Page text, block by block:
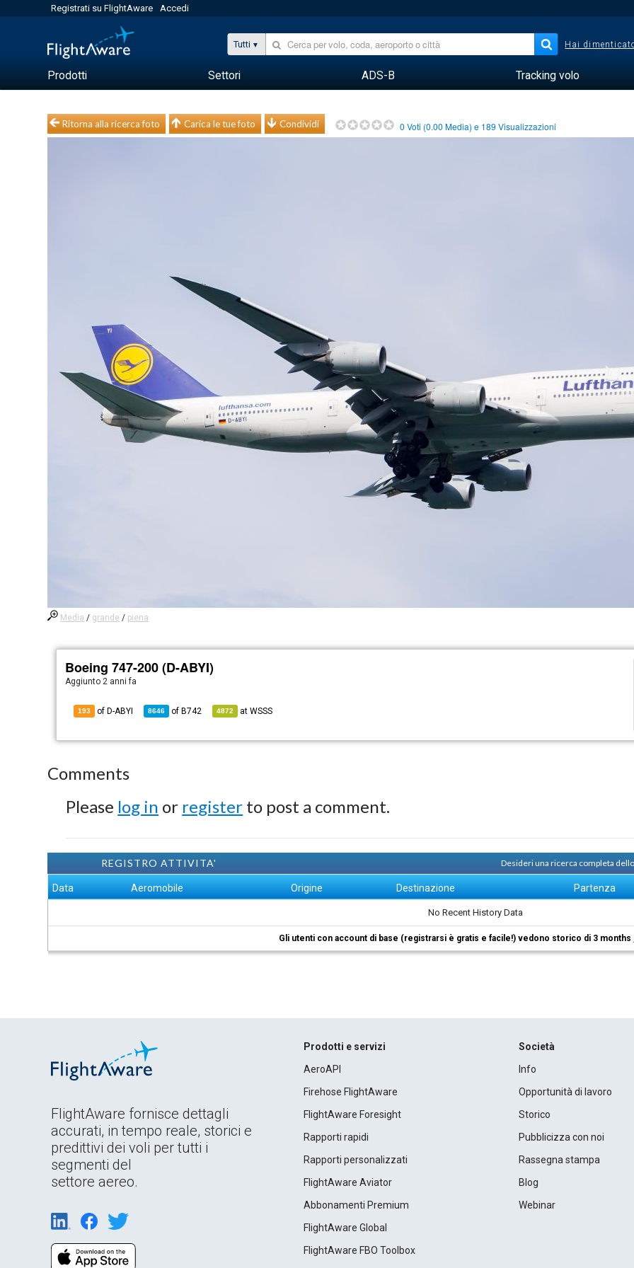
Registrati su FlightAware Accedi
Tutti Hai
Prodotti Settori ADS-B Tracking volo
Ritorna alla ricerca foto Carica le tue foto Condividi 0 Voti (0.00 Media) e 189 Visualizzazioni
Media / grande / piena
Boeing 747-200 (D-ABYI)
Aggiunto2 anni fa
193 of D-ABYI 8646 of B742 4872 atWSSS
Comments
Please log in or register to post a comment.
REGISTRO ATTIVITA' Desideri una ricerca completa
Data Aeromobile Origine Destinazione Partenza
No Recent History Data
Gli utenti con account di base (registrarsi è gratis e facile!) vedono storico di 3 months
FlightAware fornisce dettagli
accurati, in tempo reale, storici e
predittivi dei voli per tutti i
segmenti del
settore aereo.
Prodotti e servizi
AeroAPI
Firehose FlightAware
FlightAware Foresight
Rapporti rapidi
Rapporti personalizzati
FlightAware Aviator
Abbonamenti Premium
FlightAware Global
FlightAware FBO Toolbox
Società
Info
Opportunità di lavoro
Storico
Pubblicizza con noi
Rassegna stampa
Blog
Webinar